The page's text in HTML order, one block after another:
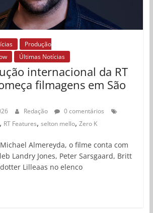
Produção
Últimas Notícias
internacional da RT
filmagens em São
Redação
0 comentários
, RT Features, selton mello, Zero K
Almereyda, o filme conta com
Landry Jones, Peter Sarsgaard, Britt
Lilleaas no elenco